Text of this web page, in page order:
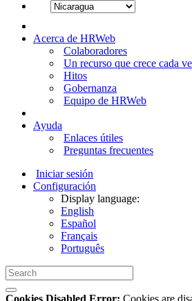
Acerca de HRWeb
Colaboradores
Un recurso que crece cada
Hitos
Gobernanza
Equipo de HRWeb
Ayuda
Enlaces útiles
Preguntas frecuentes
Iniciar sesión
Configuración
Display language:
English
Español
Français
Português
Cookies Disabled Error: Cookies are